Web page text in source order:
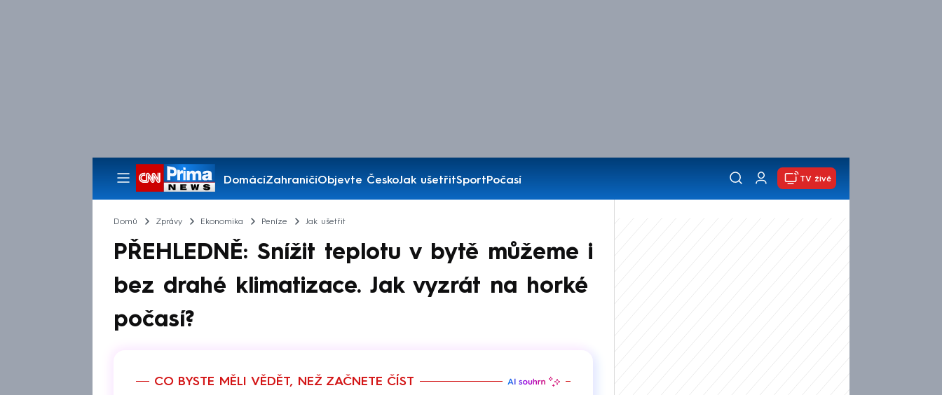
DomácíZahraničíObjevte ČeskoJak ušetřitSportPočasí
Pořady
TV živě
Domů Zprávy Ekonomika Peníze Jak ušetřit
PŘEHLEDNĚ: Snížit teplotu v bytě můžeme i
bez drahé klimatizace. Jak vyzrát na horké
počasí?
CO BYSTE MĚLI VĚDĚT, NEŽ ZAČNETE ČÍST